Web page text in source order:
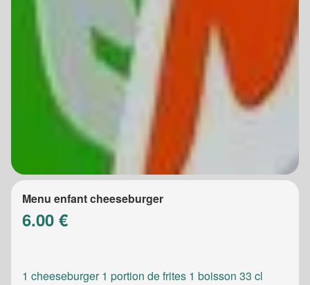
Menu enfant cheeseburger
6.00 €
1 cheeseburger 1 portion de frites 1 boisson 33 cl